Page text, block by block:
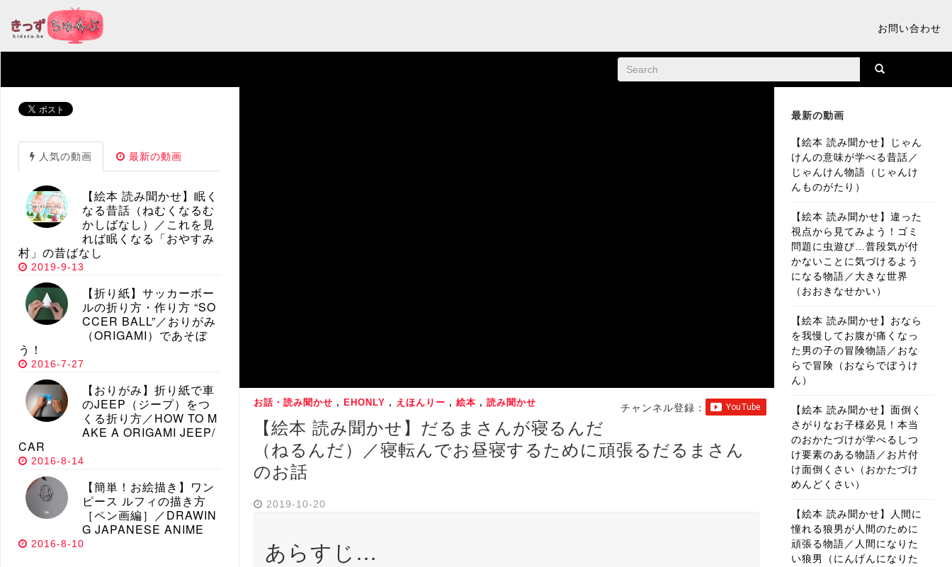
お問い合わせ
チャンネル登録：
お話・読み聞かせ , EHONLY , えほんりー , 絵本 , 読み聞かせ
【絵本 読み聞かせ】だるまさんが寝るんだ
（ねるんだ）／寝転んでお昼寝するために頑張るだるまさん
のお話
2019-10-20
あらすじ…
最新の動画
【絵本 読み聞かせ】じゃん
けんの意味が学べる昔話／
じゃんけん物語（じゃんけ
んものがたり）
【絵本 読み聞かせ】違った
視点から見てみよう！ゴミ
問題に虫遊び…普段気が付
かないことに気づけるよう
になる物語／大きな世界
（おおきなせかい）
【絵本 読み聞かせ】おなら
を我慢してお腹が痛くなっ
た男の子の冒険物語／おな
らで冒険（おならでぼうけ
ん）
【絵本 読み聞かせ】面倒く
さがりなお子様必見！本当
のおかたづけが学べるしつ
け要素のある物語／お片付
け面倒くさい（おかたづけ
めんどくさい）
【絵本 読み聞かせ】人間に
憧れる狼男が人間のために
頑張る物語／人間になりた
い狼男（にんげんになりた
人気の動画 最新の動画
【絵本 読み聞かせ】眠く
なる昔話（ねむくなるむ
かしばなし）／これを見
れば眠くなる「おやすみ
村」の昔ばなし
2019-9-13
【折り紙】サッカーボー
ルの折り方・作り方 “SO
CCER BALL”／おりがみ
（ORIGAMI）であそぼ
う！
2016-7-27
【おりがみ】折り紙で車
のJEEP（ジープ）をつ
くる折り方／HOW TO M
AKE A ORIGAMI JEEP/
CAR
2016-8-14
【簡単！お絵描き】ワン
ピース ルフィの描き方
［ペン画編］／DRAWIN
G JAPANESE ANIME
2016-8-10